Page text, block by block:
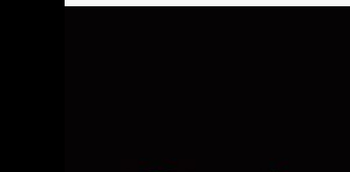
JOURNEY AU